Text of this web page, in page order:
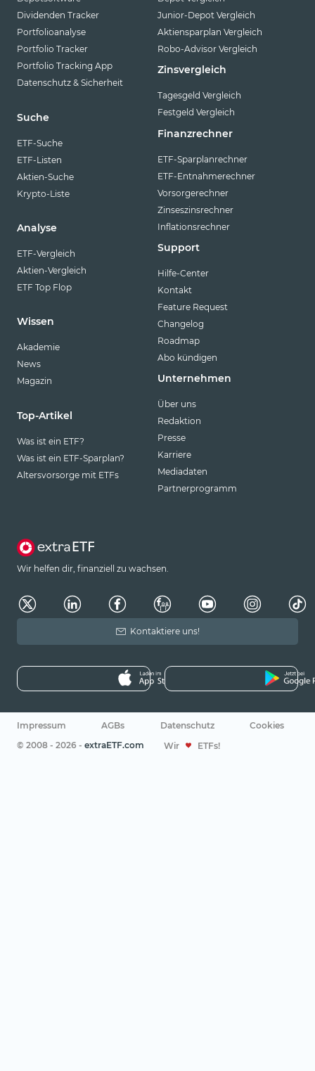
Dividenden Tracker
Portfolioanalyse
Portfolio Tracker
Portfolio Tracking App
Datenschutz & Sicherheit
Suche
ETF-Suche
ETF-Listen
Aktien-Suche
Krypto-Liste
Analyse
ETF-Vergleich
Aktien-Vergleich
ETF Top Flop
Wissen
Akademie
News
Magazin
Top-Artikel
Was ist ein ETF?
Was ist ein ETF-Sparplan?
Altersvorsorge mit ETFs
Junior-Depot Vergleich
Aktiensparplan Vergleich
Robo-Advisor Vergleich
Zinsvergleich
Tagesgeld Vergleich
Festgeld Vergleich
Finanzrechner
ETF-Sparplanrechner
ETF-Entnahmerechner
Vorsorgerechner
Zinseszinsrechner
Inflationsrechner
Support
Hilfe-Center
Kontakt
Feature Request
Changelog
Roadmap
Abo kündigen
Unternehmen
Über uns
Redaktion
Presse
Karriere
Mediadaten
Partnerprogramm
Wir helfen dir, finanziell zu wachsen.
Kontaktiere uns!
Impressum AGBs Datenschutz
Cookies
© 2008 - 2026 - extraETF.com Wir ETFs!